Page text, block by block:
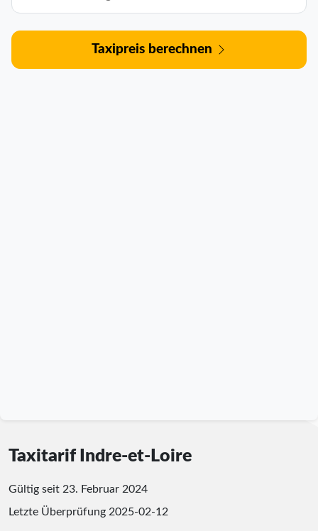
Taxipreis berechnen
Taxitarif Indre-et-Loire
Gültig seit 23. Februar 2024
Letzte Überprüfung 2025-02-12